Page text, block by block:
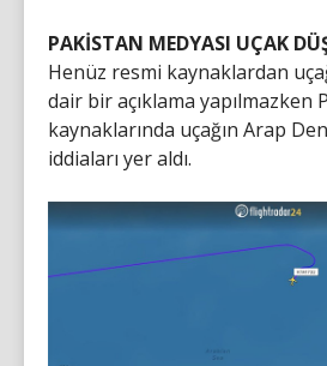
PAKİSTAN MEDYASI UÇAK
Henüz resmi kaynaklardan
dair bir açıklama yapılmazken
kaynaklarında uçağın Arap
iddiaları yer aldı.